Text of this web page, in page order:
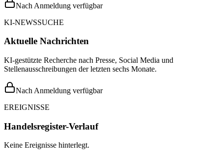
Nach Anmeldung verfügbar
KI-NEWSSUCHE
Aktuelle Nachrichten
KI-gestützte Recherche nach Presse, Social Media und
Stellenausschreibungen der letzten sechs Monate.
Nach Anmeldung verfügbar
EREIGNISSE
Handelsregister-Verlauf
Keine Ereignisse hinterlegt.